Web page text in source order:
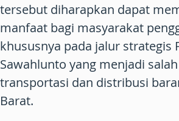
tersebut diharapkan dapat
manfaat bagi masyarakat
khususnya pada jalur strategis
Sawahlunto yang menjadi
transportasi dan distribusi
Barat.